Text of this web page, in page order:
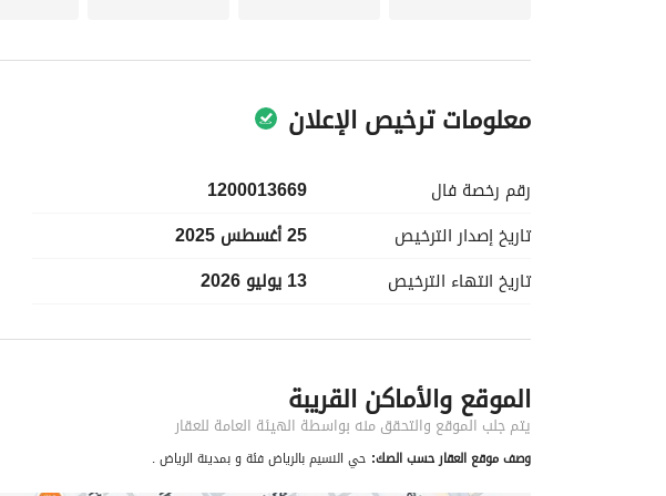
معلومات ترخيص الإعلان
رقم رخصة فال
1200013669
تاريخ إصدار الترخيص
25 أغسطس 2025
تاريخ انتهاء الترخيص 13 يوليو 2026
معلومات مسؤول الإعلان
اسم المسؤول -
الموقع
الموقع والأماكن القريبة
يتم جلب الموقع والتحقق منه بواسطة الهيئة العامة للعقار
وصف موقع العقار حسب الصك: حي النسيم بالرياض فئة و بمدينة الرياض .